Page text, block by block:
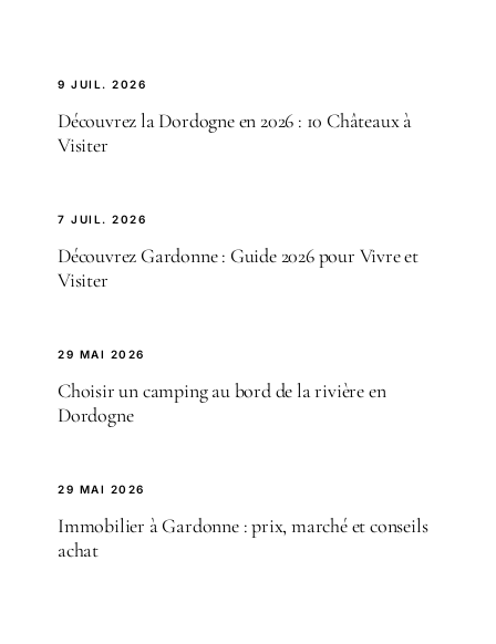
9 JUIL. 2026
Découvrez la Dordogne en 2026 : 10 Châteaux à
Visiter
7 JUIL. 2026
Découvrez Gardonne : Guide 2026 pour Vivre et
Visiter
29 MAI 2026
Choisir un camping au bord de la rivière en
Dordogne
29 MAI 2026
Immobilier à Gardonne : prix, marché et conseils
achat